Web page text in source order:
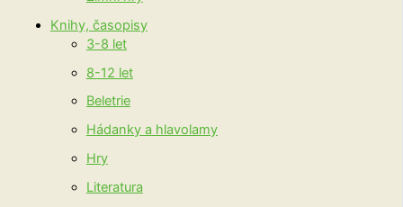
Knihy, časopisy
3-8 let
8-12 let
Beletrie
Hádanky a hlavolamy
Hry
Literatura